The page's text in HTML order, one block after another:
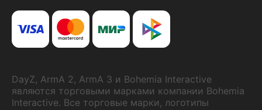
DayZ, ArmA 2, ArmA 3 и Bohemia Interactive
являются торговыми марками компании Bohemia
Interactive. Все торговые марки, логотипы